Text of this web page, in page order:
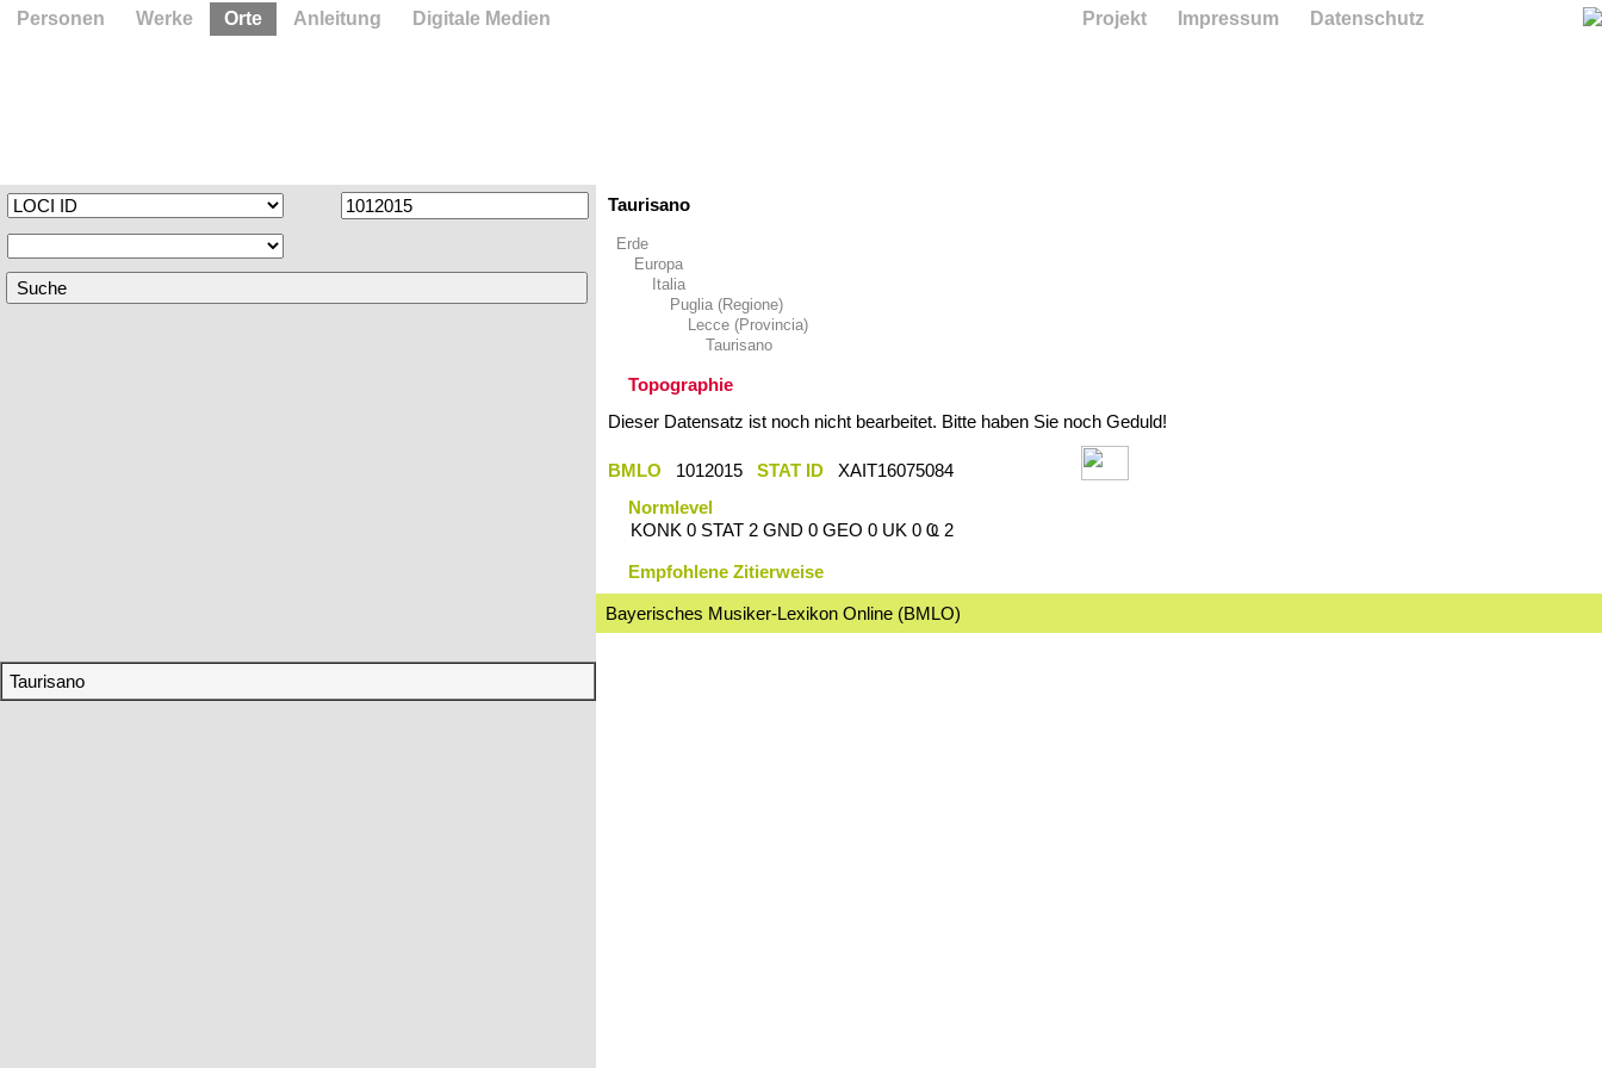
Taurisano
Taurisano
Erde
Europa
Italia
Puglia (Regione)
Lecce (Provincia)
Taurisano
Topographie
Dieser Datensatz ist noch nicht bearbeitet. Bitte haben Sie noch Geduld!
BMLO 1012015 STAT ID
XAIT16075084
Normlevel
KONK 0 STAT 2 GND 0 GEO 0 UK 0 Ҩ 2
Empfohlene Zitierweise
Bayerisches Musiker-Lexikon Online (BMLO)
Personen Werke Orte Anleitung Digitale Medien Projekt Impressum Datenschutz